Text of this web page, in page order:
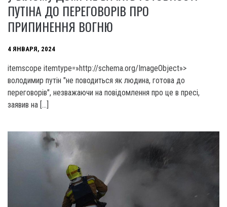
ПУТІНА ДО ПЕРЕГОВОРІВ ПРО
ПРИПИНЕННЯ ВОГНЮ
4 ЯНВАРЯ, 2024
itemscope itemtype=»http://schema.org/ImageObject»>
володимир путін "не поводиться як людина, готова до
переговорів", незважаючи на повідомлення про це в пресі,
заявив на […]